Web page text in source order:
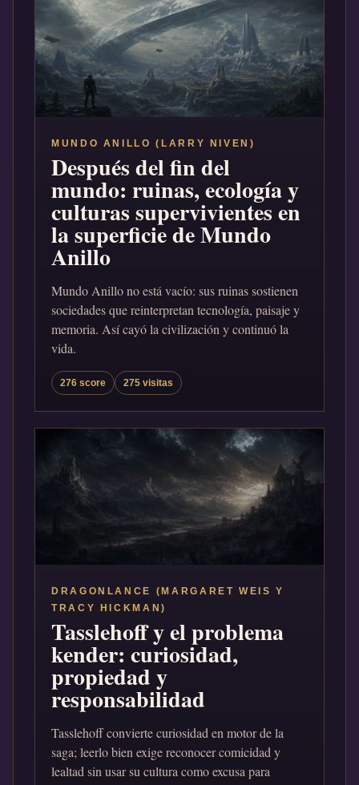
MUNDO ANILLO (LARRY NIVEN)
Después del fin del
mundo: ruinas, ecología y
culturas supervivientes en
la superficie de Mundo
Anillo
Mundo Anillo no está vacío: sus ruinas sostienen
sociedades que reinterpretan tecnología, paisaje y
memoria. Así cayó la civilización y continuó la
vida.
276 score 275 visitas
DRAGONLANCE (MARGARET WEIS Y
TRACY HICKMAN)
Tasslehoff y el problema
kender: curiosidad,
propiedad y
responsabilidad
Tasslehoff convierte curiosidad en motor de la
saga; leerlo bien exige reconocer comicidad y
lealtad sin usar su cultura como excusa para